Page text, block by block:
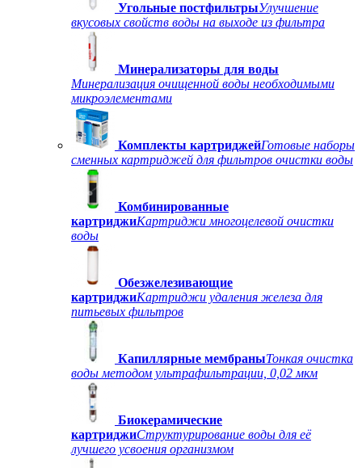
Угольные постфильтрыУлучшение
вкусовых свойств воды на выходе из фильтра
Минерализаторы для воды
Минерализация очищенной воды необходимыми
микроэлементами
Комплекты картриджейГотовые наборы
сменных картриджей для фильтров очистки воды
Комбинированные
картриджиКартриджи многоцелевой очистки
воды
Обезжелезивающие
картриджиКартриджи удаления железа для
питьевых фильтров
Капиллярные мембраныТонкая очистка
воды методом ультрафильтрации, 0,02 мкм
Биокерамические
картриджиСтруктурирование воды для её
лучшего усвоения организмом